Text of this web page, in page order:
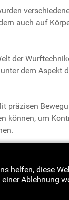
auch auf
der
dem Aspekt
präzisen
können, um
Disziplin.
helfen, diese
Ablehnung